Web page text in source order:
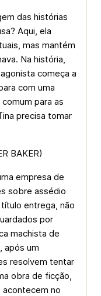
das histórias
Aqui, ela
mas mantém
Na história,
começa a
com uma
para as
precisa tomar
BAKER)
empresa de
sobre assédio
entrega, não
por
machista de
após um
resolvem tentar
obra de ficção,
no